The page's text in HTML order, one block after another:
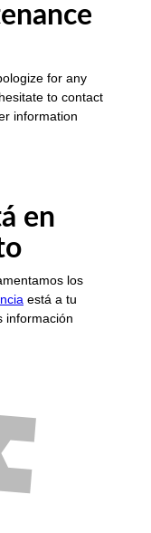
for any
to contact
information
en
los
está a tu
información